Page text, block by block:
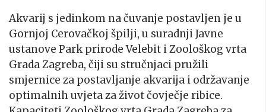
Akvarij s jedinkom na čuvanje postavljen je u
Gornjoj Cerovačkoj špilji, u suradnji Javne
ustanove Park prirode Velebit i Zoološkog vrta
Grada Zagreba, čiji su stručnjaci pružili
smjernice za postavljanje akvarija i održavanje
optimalnih uvjeta za život čovječje ribice.